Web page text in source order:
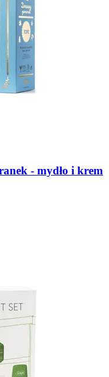
-​ mydło i krem